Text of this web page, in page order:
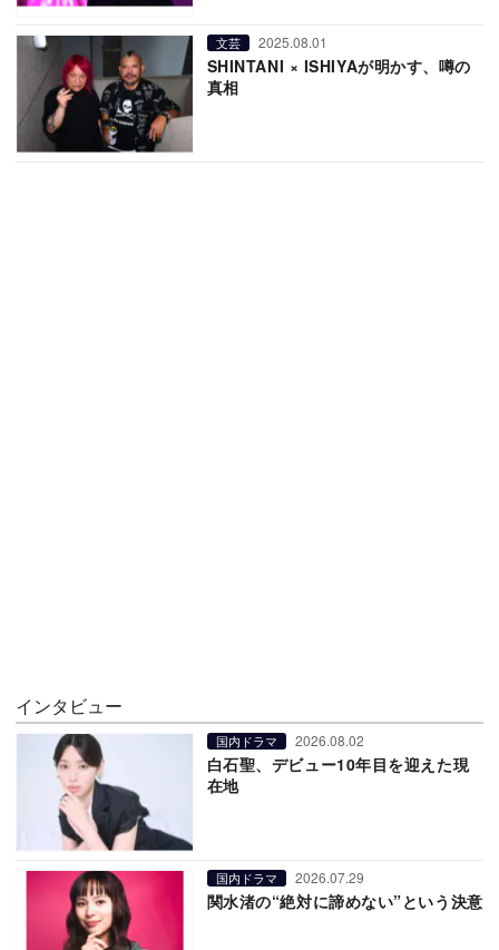
文芸 2025.08.01
SHINTANI × ISHIYAが明かす、噂の
真相
インタビュー
国内ドラマ 2026.08.02
白石聖、デビュー10年目を迎えた現
在地
国内ドラマ 2026.07.29
関水渚の“絶対に諦めない”という決意